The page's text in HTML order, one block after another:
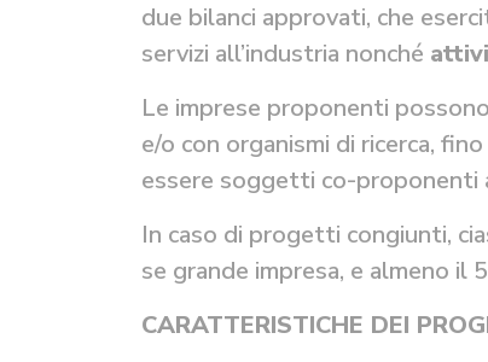
due bilanci approvati, che
servizi all’industria nonché
Le imprese proponenti
e/o con organismi di ricerca,
essere soggetti co-proponenti
In caso di progetti congiunti,
se grande impresa, e almeno il
CARATTERISTICHE DEI